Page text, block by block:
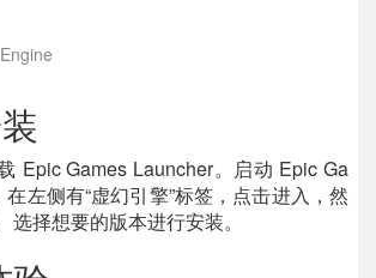
Epic Games Launcher。启动 Epic Ga
左侧有“虚幻引擎”标签，点击进入，然
选择想要的版本进行安装。